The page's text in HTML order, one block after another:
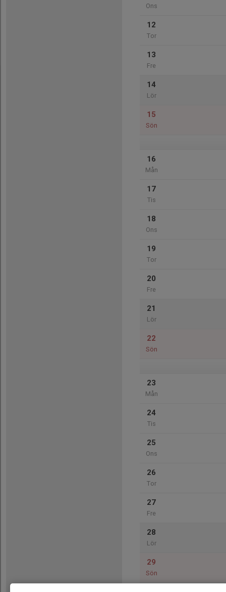
Ons
12
Tor
13
Fre
14
Lör
15
Sön
16
Mån
17
Tis
18
Ons
19
Tor
20
Fre
21
Lör
22
Sön
23
Mån
24
Tis
25
Ons
26
Tor
27
Fre
28
Lör
29
Sön